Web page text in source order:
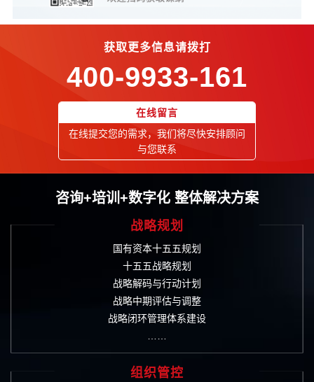
获取更多信息请拨打
400-9933-161
在线留言
在线提交您的需求，我们将尽快安排顾问
与您联系
咨询+培训+数字化 整体解决方案
战略规划
国有资本十五五规划
十五五战略规划
战略解码与行动计划
战略中期评估与调整
战略闭环管理体系建设
组织管控